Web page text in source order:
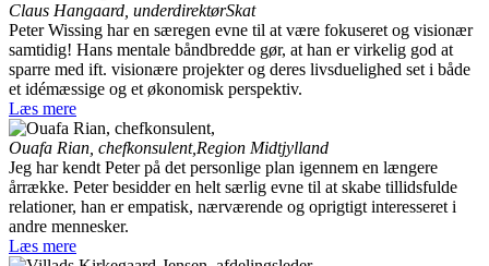
Claus Hangaard, underdirektørSkat
Peter Wissing har en særegen evne til at være fokuseret og visionær
samtidig! Hans mentale båndbredde gør, at han er virkelig god at
sparre med ift. visionære projekter og deres livsduelighed set i både
et idémæssige og et økonomisk perspektiv.
Læs mere
Ouafa Rian, chefkonsulent, Region Midtjylland
Jeg har kendt Peter på det personlige plan igennem en længere
årrække. Peter besidder en helt særlig evne til at skabe tillidsfulde
relationer, han er empatisk, nærværende og oprigtigt interesseret i
andre mennesker.
Læs mere